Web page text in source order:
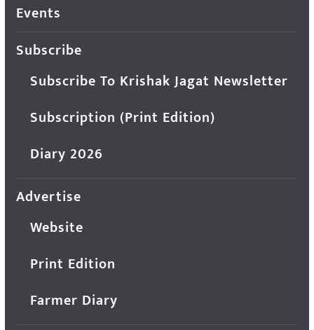
Events
Subscribe
Subscribe To Krishak Jagat Newsletter
Subscription (Print Edition)
Diary 2026
Advertise
Website
Print Edition
Farmer Diary